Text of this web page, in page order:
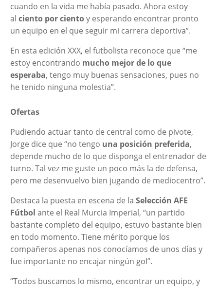
cuando en la vida me había pasado. Ahora estoy
al ciento por cientoy esperando encontrar pronto
un equipo en el que seguir mi carrera deportiva”.
En esta edición XXX, el futbolista reconoce que “me
estoy encontrando mucho mejor de lo que
esperaba, tengo muy buenas sensaciones, pues no
he tenido ninguna molestia”.
Ofertas
Pudiendo actuar tanto de central como de pivote,
Jorge dice que “no tengo una posición preferida,
depende mucho de lo que disponga el entrenador de
turno. Tal vez me guste un poco más la de defensa,
pero me desenvuelvo bien jugando de mediocentro”.
Destaca la puesta en escena de la Selección AFE
Fútbol ante el Real Murcia Imperial, “un partido
bastante completo del equipo, estuvo bastante bien
en todo momento. Tiene mérito porque los
compañeros apenas nos conocíamos de unos días y
fue importante no encajar ningún gol”.
“Todos buscamos lo mismo, encontrar un equipo, y